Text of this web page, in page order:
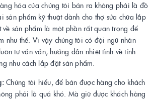
hóa của chúng tôi bán ra không phải là đồ
sản phẩm kỹ thuật dành cho thợ sửa chữa lắp
sản phẩm là một phần rất quan trọng để
như thế. Vì vậy chúng tôi có đội ngũ nhân
tư vấn vấn, hướng dẫn nhiệt tình về tính
như cách lắp đặt sản phẩm.
Chúng tôi hiểu, để bán được hàng cho khách
phải là quá khó. Mà giữ được khách hàng